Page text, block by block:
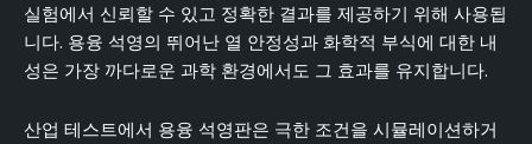
실험에서 신뢰할 수 있고 정확한 결과를 제공하기 위해 사용됩
니다. 용융 석영의 뛰어난 열 안정성과 화학적 부식에 대한 내
성은 가장 까다로운 과학 환경에서도 그 효과를 유지합니다.
산업 테스트에서 용융 석영판은 극한 조건을 시뮬레이션하거